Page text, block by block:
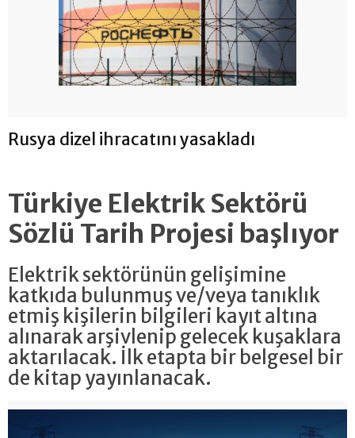
Rusya dizel ihracatını yasakladı
Türkiye Elektrik Sektörü
Sözlü Tarih Projesi başlıyor
Elektrik sektörünün gelişimine
katkıda bulunmuş ve/veya tanıklık
etmiş kişilerin bilgileri kayıt altına
alınarak arşivlenip gelecek kuşaklara
aktarılacak. İlk etapta bir belgesel bir
de kitap yayınlanacak.